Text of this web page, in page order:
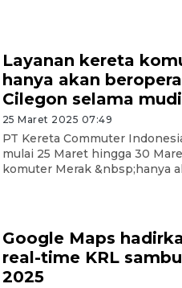
Layanan kereta
hanya akan
Cilegon selama
25 Maret 2025 07:49
PT Kereta Commuter
mulai 25 Maret hingga 30
komuter Merak &nbsp;hanya
Google Maps
real-time KRL
2025